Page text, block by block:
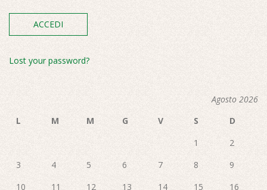
Lost your password?
Agosto 2026
L
M M G V S
D
1
2
3
4 5 6 7 8
9
10
11 12 13 14 15 16